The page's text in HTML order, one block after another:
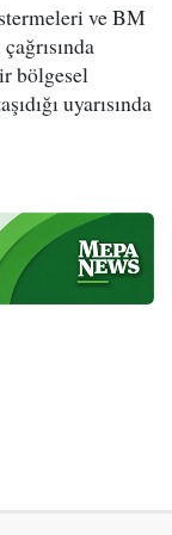
ve BM
bölgesel
uyarısında